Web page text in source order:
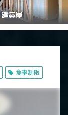
建築屋
食事制限